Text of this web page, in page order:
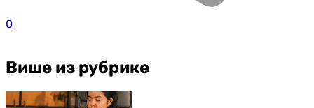
0
Више из рубрике